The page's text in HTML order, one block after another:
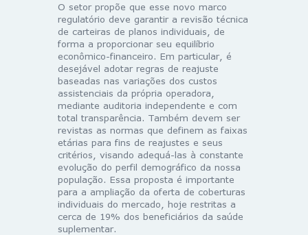
O setor propõe que esse novo marco
regulatório deve garantir a revisão técnica
de carteiras de planos individuais, de
forma a proporcionar seu equilíbrio
econômico-financeiro. Em particular, é
desejável adotar regras de reajuste
baseadas nas variações dos custos
assistenciais da própria operadora,
mediante auditoria independente e com
total transparência. Também devem ser
revistas as normas que definem as faixas
etárias para fins de reajustes e seus
critérios, visando adequá-las à constante
evolução do perfil demográfico da nossa
população. Essa proposta é importante
para a ampliação da oferta de coberturas
individuais do mercado, hoje restritas a
cerca de 19% dos beneficiários da saúde
suplementar.